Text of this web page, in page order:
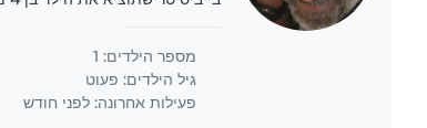
מספר הילדים: 1
גיל הילדים: פעוט
פעילות אחרונה: לפני חודש